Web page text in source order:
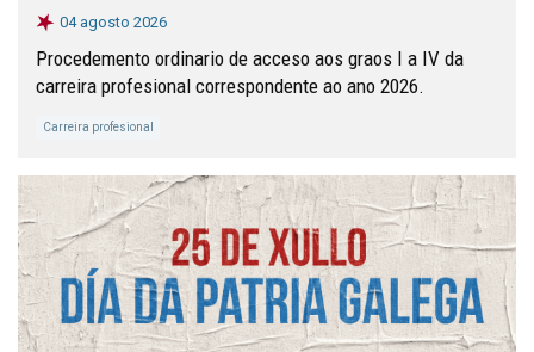
04 agosto 2026
Procedemento ordinario de acceso aos graos I a IV da
carreira profesional correspondente ao ano 2026.
Carreira profesional